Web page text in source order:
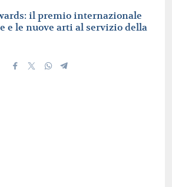
il premio internazionale
e le nuove arti al servizio della